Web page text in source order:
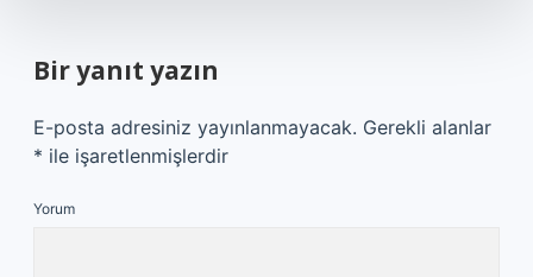
Bir yanıt yazın
E-posta adresiniz yayınlanmayacak. Gerekli alanlar
* ile işaretlenmişlerdir
Yorum